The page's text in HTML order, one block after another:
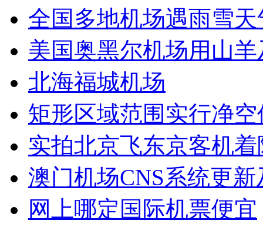
全国多地机场遇雨雪
美国奥黑尔机场用山
北海福城机场
矩形区域范围实行净空
实拍北京飞东京客机
澳门机场CNS系统更
网上哪定国际机票便宜